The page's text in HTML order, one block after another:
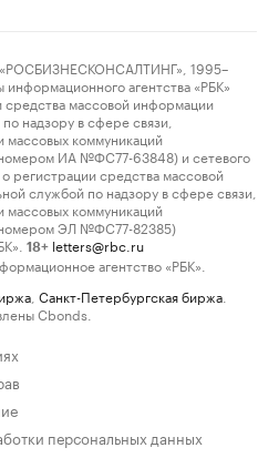
1995–
агентства «РБК»
средства массовой информации
надзору в сфере связи,
массовых коммуникаций
ИА №ФС77-63848) и сетевого
регистрации средства массовой
службой по надзору в сфере связи,
массовых коммуникаций
номером ЭЛ №ФС77-82385)
18+ letters@rbc.ru
агентство «РБК».
Санкт-Петербургская биржа
Cbonds.
персональных данных